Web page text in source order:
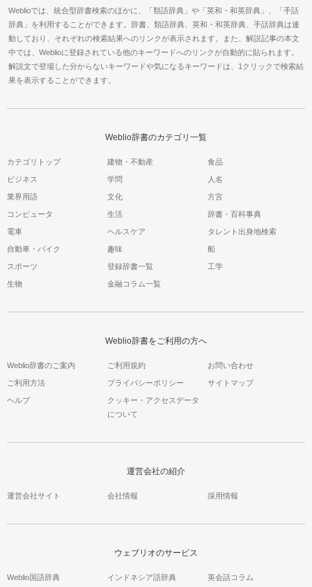
Weblioでは、統合型辞書検索のほかに、「類語辞典」や「英和・和英辞典」、「手話
辞典」を利用することができます。辞書、類語辞典、英和・和英辞典、手話辞典は連
動しており、それぞれの検索結果へのリンクが表示されます。また、解説記事の本文
中では、Weblioに登録されている他のキーワードへのリンクが自動的に貼られます。
解説文で登場した分からないキーワードや気になるキーワードは、1クリックで検索結
果を表示することができます。
Weblio辞書のカテゴリ一覧
カテゴリトップ 建物・不動産 食品
ビジネス 学問 人名
業界用語 文化 方言
コンピュータ 生活 辞書・百科事典
電車 ヘルスケア タレント出身地検索
自動車・バイク 趣味 船
スポーツ 登録辞書一覧 工学
生物 金融コラム一覧
Weblio辞書をご利用の方へ
Weblio辞書のご案内 ご利用規約 お問い合わせ
ご利用方法 プライバシーポリシー サイトマップ
ヘルプ
クッキー・アクセスデータ
について
運営会社の紹介
運営会社サイト 会社情報 採用情報
ウェブリオのサービス
Weblio国語辞典 インドネシア語辞典 英会話コラム